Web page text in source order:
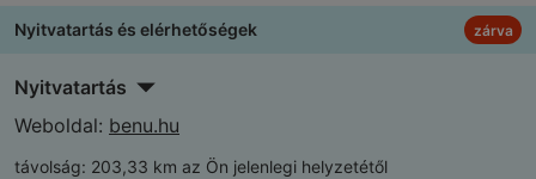
Nyitvatartás és elérhetőségek zárva
Nyitvatartás
Weboldal: benu.hu
távolság: 203,33 km az Ön jelenlegi helyzetétől